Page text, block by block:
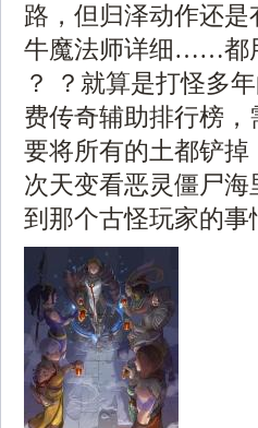
路，但归泽动作还
牛魔法师详细……都
？ ？就算是打怪多
费传奇辅助排行榜
要将所有的土都铲
次天变看恶灵僵尸
到那个古怪玩家的